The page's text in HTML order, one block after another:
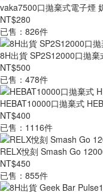
vaka7500口拋棄式電子煙
NT$280
已售：826件
8H出貨 SP2S12000口拋棄
NT$500
已售：478件
HEBAT10000口拋棄式
NT$400
已售：1116件
RELX悅刻 Smash Go
NT$450
已售：855件